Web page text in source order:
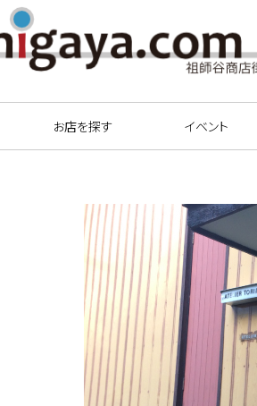
お店を探す イベント